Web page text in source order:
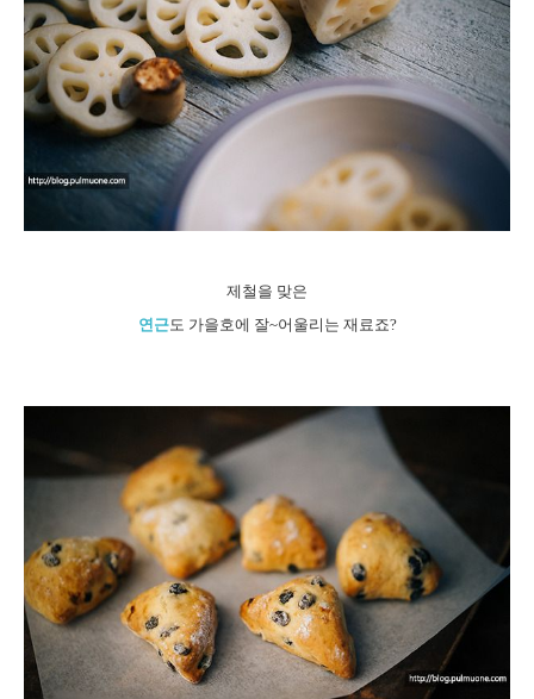
제철을 맞은
연근도 가을호에 잘~어울리는 재료죠?